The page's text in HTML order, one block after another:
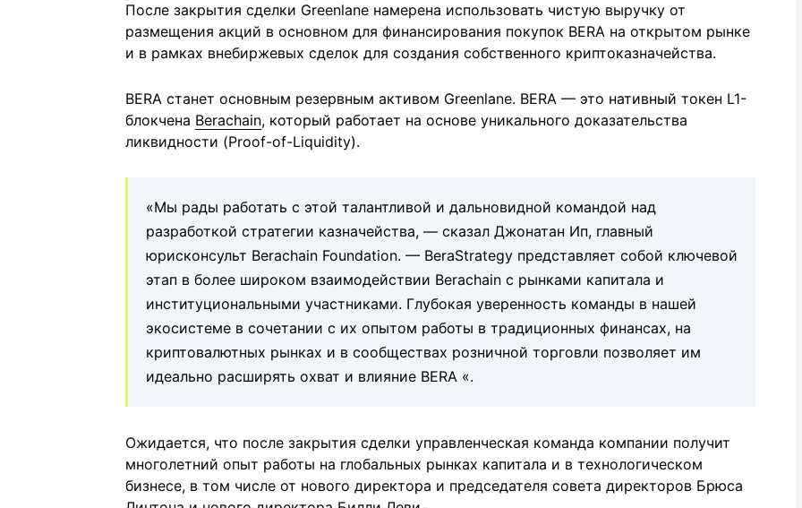
После закрытия сделки Greenlane намерена использовать чистую выручку от
размещения акций в основном для финансирования покупок BERA на открытом рынке
и в рамках внебиржевых сделок для создания собственного криптоказначейства.
BERA станет основным резервным активом Greenlane. BERA — это нативный токен L1-
блокчена Berachain, который работает на основе уникального доказательства
ликвидности (Proof-of-Liquidity).
«Мы рады работать с этой талантливой и дальновидной командой над
разработкой стратегии казначейства, — сказал Джонатан Ип, главный
юрисконсульт Berachain Foundation. — BeraStrategy представляет собой ключевой
этап в более широком взаимодействии Berachain с рынками капитала и
институциональными участниками. Глубокая уверенность команды в нашей
экосистеме в сочетании с их опытом работы в традиционных финансах, на
криптовалютных рынках и в сообществах розничной торговли позволяет им
идеально расширять охват и влияние BERA «.
Ожидается, что после закрытия сделки управленческая команда компании получит
многолетний опыт работы на глобальных рынках капитала и в технологическом
бизнесе, в том числе от нового директора и председателя совета директоров Брюса